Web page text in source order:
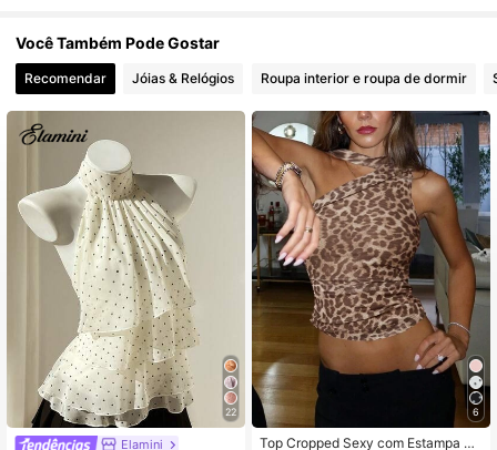
4,87
4,87
4,87 2.6M Seguidores
4,87 2.6M Seguidores
Você Também Pode Gostar
Recomendar Jóias & Relógios Roupa interior e roupa de dormir
22
Elamini
6
Top Cropped Sexy com Estampa de